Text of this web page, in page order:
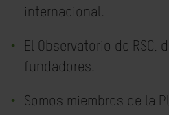
internacional.
El Observatorio de RSC,
fundadores.
Somos miembros de la